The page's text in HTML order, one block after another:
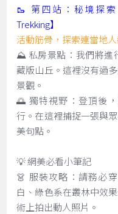
🥾 第四站：秘境探
Trekking】
活動筋骨，探索連當地
⛰️ 私房景點：我們將進
藏版山丘。這裡沒有過
景觀。
🌅 獨特視野：登頂後
行。在這裡捕捉一張與
美句點。
💡 網美必看小筆記
👗 服裝攻略：請務必
白、綠色系在叢林中效
術上拍出動人照片。